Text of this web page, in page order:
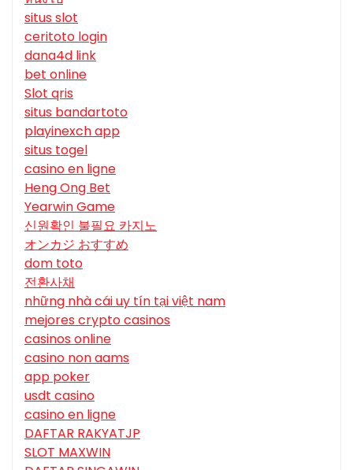
situs slot
ceritoto login
dana4d link
bet online
Slot qris
situs bandartoto
playinexch app
situs togel
casino en ligne
Heng Ong Bet
Yearwin Game
신원확인 불필요 카지노
オンカジ おすすめ
dom toto
전환사채
những nhà cái uy tín tại việt nam
mejores crypto casinos
casinos online
casino non aams
app poker
usdt casino
casino en ligne
DAFTAR RAKYATJP
SLOT MAXWIN